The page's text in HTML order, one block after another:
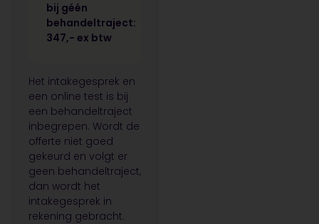
bij géén
behandeltraject:
347,- ex btw
Het intakegesprek en
een online test is bij
een behandeltraject
inbegrepen. Wordt de
offerte niet goed
gekeurd en volgt er
geen behandeltraject,
dan wordt het
intakegesprek in
rekening gebracht.